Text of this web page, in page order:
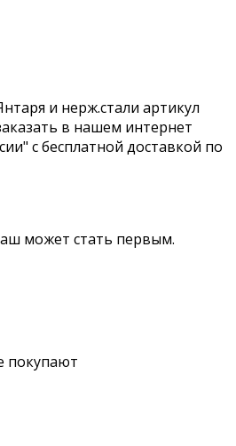
и нерж.стали артикул
в нашем интернет
с бесплатной доставкой по
может стать первым.
покупают